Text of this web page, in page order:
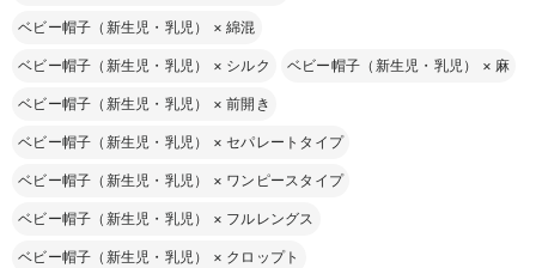
ベビー帽子（新生児・乳児） ×綿混
ベビー帽子（新生児・乳児） × シルク ベビー帽子（新生児・乳児） × 麻
ベビー帽子（新生児・乳児） ×前開き
ベビー帽子（新生児・乳児） ×セパレートタイプ
ベビー帽子（新生児・乳児） × ワンピースタイプ
ベビー帽子（新生児・乳児） × フルレングス
ベビー帽子（新生児・乳児） × クロップト